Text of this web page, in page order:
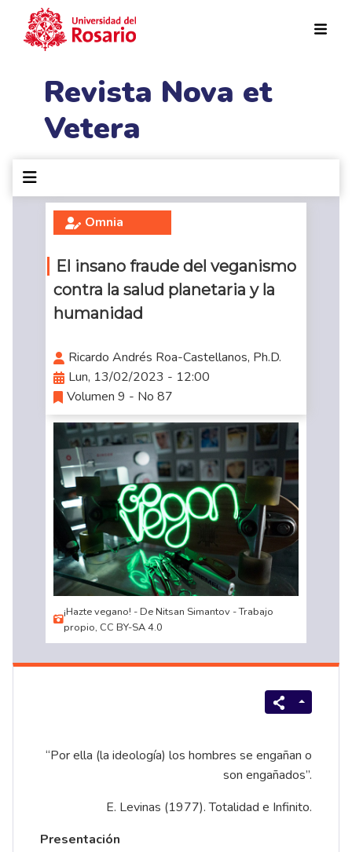
Revista Nova et
Vetera
Omnia
El insano fraude del veganismo
contra la salud planetaria y la
humanidad
Ricardo Andrés Roa-Castellanos, Ph.D.
Lun, 13/02/2023 - 12:00
Volumen 9 - No 87
¡Hazte vegano! - De Nitsan Simantov - Trabajo
propio, CC BY-SA 4.0
“Por ella (la ideología) los hombres se engañan o
son engañados”.
E. Levinas (1977). Totalidad e Infinito.
Presentación